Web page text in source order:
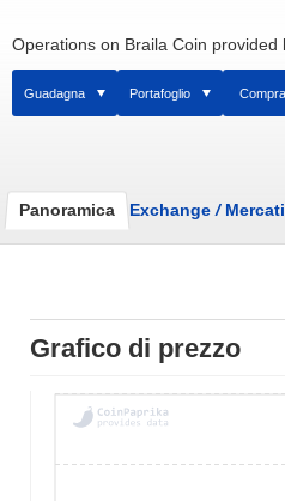
Operations on Braila Coin provided
Guadagna Portafoglio Compra
Panoramica Exchange /Mercati
Grafico di prezzo